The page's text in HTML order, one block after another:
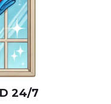
24/7